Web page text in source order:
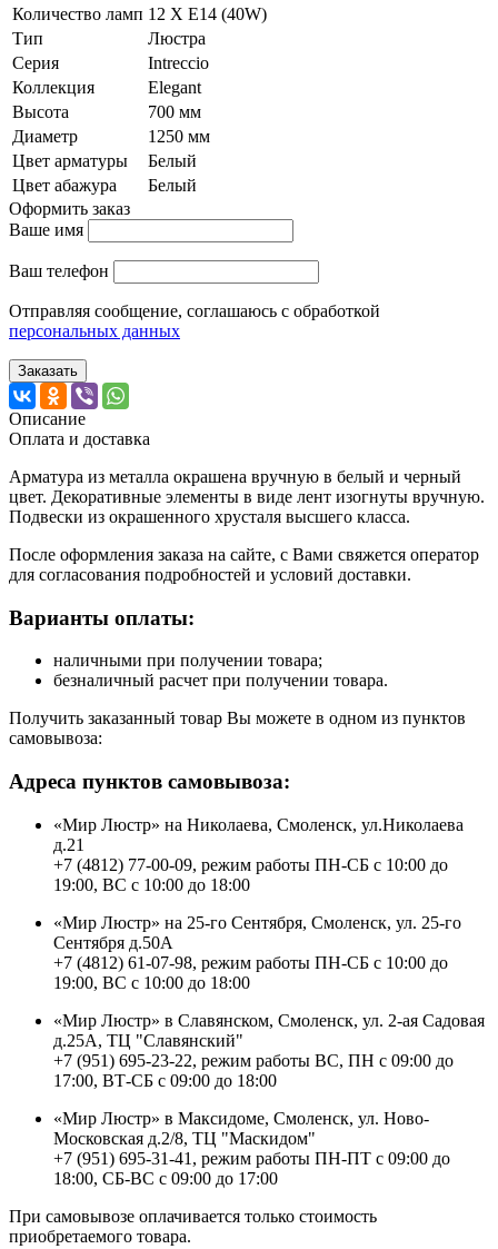
Количество ламп 12 Х E14 (40W)
Тип
Люстра
Серия
Intreccio
Коллекция
Elegant
Высота
700 мм
Диаметр
1250 мм
Цвет арматуры
Белый
Цвет абажура
Белый
Оформить заказ
Ваше имя
Ваш телефон
Отправляя сообщение, соглашаюсь с обработкой
персональных данных
Заказать
Описание
Оплата и доставка
Арматура из металла окрашена вручную в белый и черный
цвет. Декоративные элементы в виде лент изогнуты вручную.
Подвески из окрашенного хрусталя высшего класса.
После оформления заказа на сайте, с Вами свяжется оператор
для согласования подробностей и условий доставки.
Варианты оплаты:
наличными при получении товара;
безналичный расчет при получении товара.
Получить заказанный товар Вы можете в одном из пунктов
самовывоза:
Адреса пунктов самовывоза:
«Мир Люстр» на Николаева, Смоленск, ул.Николаева
д.21
+7 (4812) 77-00-09, режим работы ПН-СБ с 10:00 до
19:00, ВС с 10:00 до 18:00
«Мир Люстр» на 25-го Сентября, Смоленск, ул. 25-го
Сентября д.50А
+7 (4812) 61-07-98, режим работы ПН-СБ с 10:00 до
19:00, ВС с 10:00 до 18:00
«Мир Люстр» в Славянском, Смоленск, ул. 2-ая Садовая
д.25А, ТЦ "Славянский"
+7 (951) 695-23-22, режим работы ВС, ПН с 09:00 до
17:00, ВТ-СБ с 09:00 до 18:00
«Мир Люстр» в Максидоме, Смоленск, ул. Ново-
Московская д.2/8, ТЦ "Маскидом"
+7 (951) 695-31-41, режим работы ПН-ПТ с 09:00 до
18:00, СБ-ВС с 09:00 до 17:00
При самовывозе оплачивается только стоимость
приобретаемого товара.